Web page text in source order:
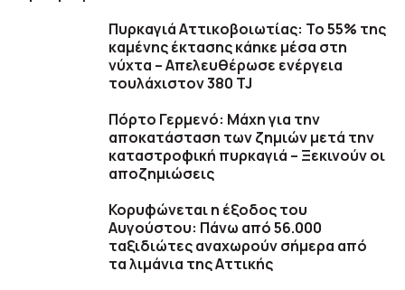
Πυρκαγιά Αττικοβοιωτίας: Το 55% της
καμένης έκτασης κάηκε μέσα στη
νύχτα – Απελευθέρωσε ενέργεια
τουλάχιστον 380 TJ
Πόρτο Γερμενό: Μάχη για την
αποκατάσταση των ζημιών μετά την
καταστροφική πυρκαγιά – Ξεκινούν οι
αποζημιώσεις
Κορυφώνεται η έξοδος του
Αυγούστου: Πάνω από 56.000
ταξιδιώτες αναχωρούν σήμερα από
τα λιμάνια της Αττικής